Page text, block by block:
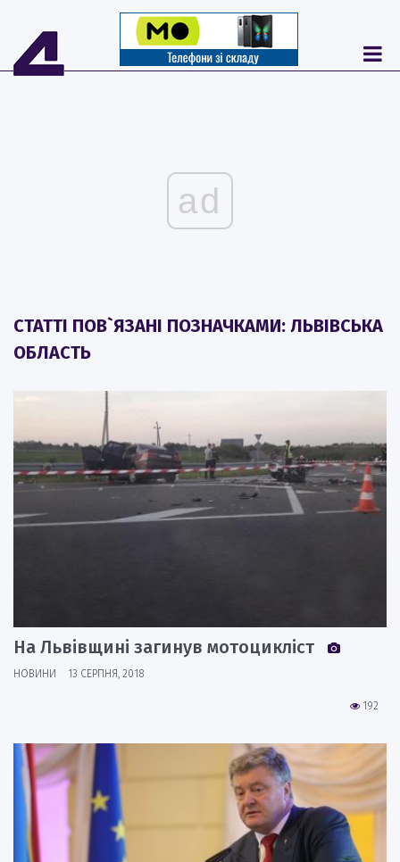
ad
СТАТТІ ПОВ`ЯЗАНІ ПОЗНАЧКАМИ: ЛЬВІВСЬКА
ОБЛАСТЬ
На Львівщині загинув мотоцикліст
НОВИНИ 13 СЕРПНЯ, 2018
192